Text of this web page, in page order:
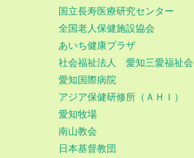
国立長寿医療研究センター
全国老人保健施設協会
あいち健康プラザ
社会福祉法人 愛知三愛福祉会
愛知国際病院
アジア保健研修所（ＡＨＩ）
愛知牧場
南山教会
日本基督教団